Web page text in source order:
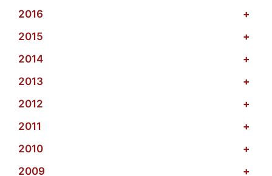
2016
+
2015
+
2014
+
2013
+
2012
+
2011
+
2010
+
2009
+